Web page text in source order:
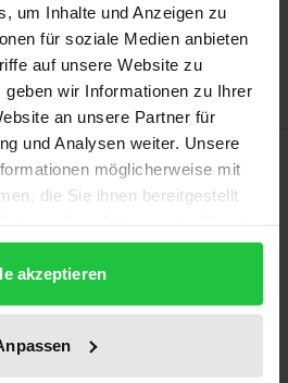
um Inhalte und Anzeigen zu
für soziale Medien anbieten
auf unsere Website zu
wir Informationen zu Ihrer
an unsere Partner für
und Analysen weiter. Unsere
möglicherweise mit
die Sie ihnen bereitgestellt
akzeptieren
das jeweils verwendete
in Forschung und
und damit den
aber auch die